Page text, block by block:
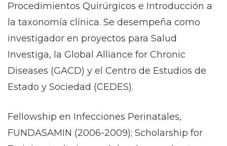
Procedimientos Quirúrgicos e Introducción a
la taxonomía clínica. Se desempeña como
investigador en proyectos para Salud
Investiga, la Global Alliance for Chronic
Diseases (GACD) y el Centro de Estudios de
Estado y Sociedad (CEDES).
Fellowship en Infecciones Perinatales,
FUNDASAMIN (2006-2009); Scholarship for